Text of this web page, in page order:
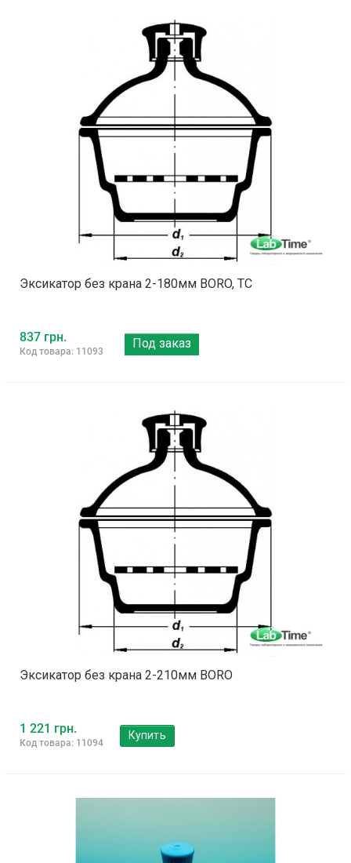
Эксикатор без крана 2-180мм BORO, ТС
837 грн.
Код товара: 11093
Под заказ
Эксикатор без крана 2-210мм BORO
1 221 грн.
Код товара: 11094
Купить